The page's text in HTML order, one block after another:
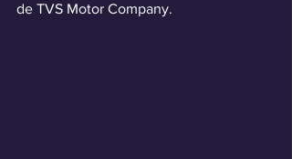
de TVS Motor Company.